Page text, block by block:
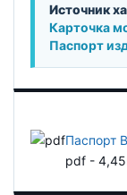
Источник
Карточка
Паспорт
Паспорт
pdf -